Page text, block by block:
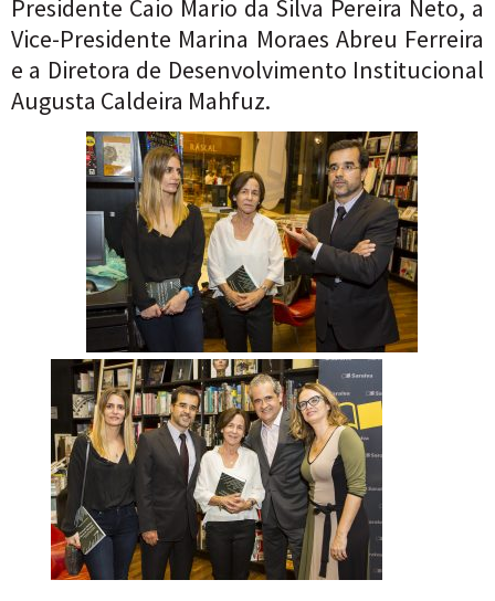
Presidente Caio Mario da Silva Pereira Neto, a
Vice-Presidente Marina Moraes Abreu Ferreira
e a Diretora de Desenvolvimento Institucional
Augusta Caldeira Mahfuz.